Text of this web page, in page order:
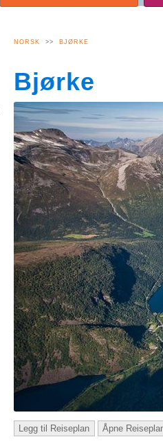
AKTYWNOŚĆ
NORSK >> BJØRKE
Bjørke
Legg til Reiseplan Åpne